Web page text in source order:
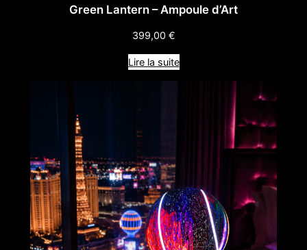
Green Lantern – Ampoule d’Art
399,00 €
Lire la suite